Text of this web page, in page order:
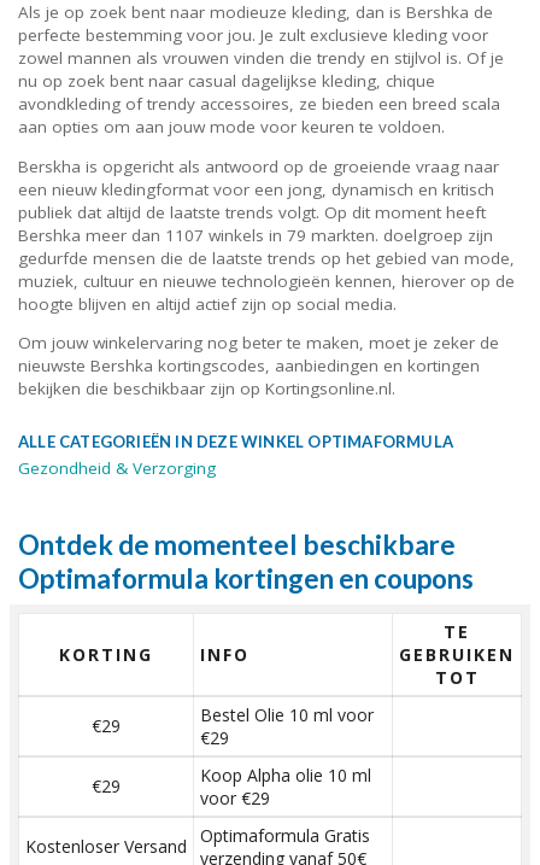
Als je op zoek bent naar modieuze kleding, dan is Bershka de
perfecte bestemming voor jou. Je zult exclusieve kleding voor
zowel mannen als vrouwen vinden die trendy en stijlvol is. Of je
nu op zoek bent naar casual dagelijkse kleding, chique
avondkleding of trendy accessoires, ze bieden een breed scala
aan opties om aan jouw mode voor keuren te voldoen.
Berskha is opgericht als antwoord op de groeiende vraag naar
een nieuw kledingformat voor een jong, dynamisch en kritisch
publiek dat altijd de laatste trends volgt. Op dit moment heeft
Bershka meer dan 1107 winkels in 79 markten. doelgroep zijn
gedurfde mensen die de laatste trends op het gebied van mode,
muziek, cultuur en nieuwe technologieën kennen, hierover op de
hoogte blijven en altijd actief zijn op social media.
Om jouw winkelervaring nog beter te maken, moet je zeker de
nieuwste Bershka kortingscodes, aanbiedingen en kortingen
bekijken die beschikbaar zijn op Kortingsonline.nl.
ALLE CATEGORIEËN IN DEZE WINKEL OPTIMAFORMULA
Gezondheid & Verzorging
Ontdek de momenteel beschikbare
Optimaformula kortingen en coupons
KORTING INFO
TE
GEBRUIKEN
TOT
€29
Bestel Olie 10 ml voor
€29
€29
Koop Alpha olie 10 ml
voor €29
Kostenloser Versand
Optimaformula Gratis
verzending vanaf 50€